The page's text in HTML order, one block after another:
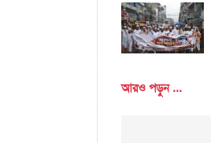
আরও পড়ুন ...